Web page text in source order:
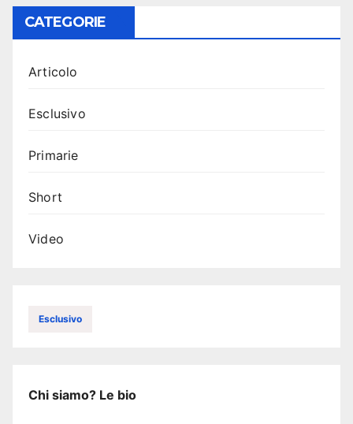
CATEGORIE
Articolo
Esclusivo
Primarie
Short
Video
Esclusivo
Chi siamo? Le bio